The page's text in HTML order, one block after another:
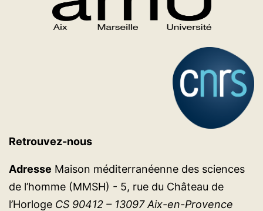
Retrouvez-nous
Adresse Maison méditerranéenne des sciences
de l’homme (MMSH) - 5, rue du Château de
l’Horloge CS 90412 – 13097 Aix-en-Provence